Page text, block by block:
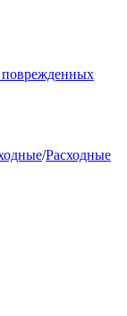
поврежденных
/Расходные